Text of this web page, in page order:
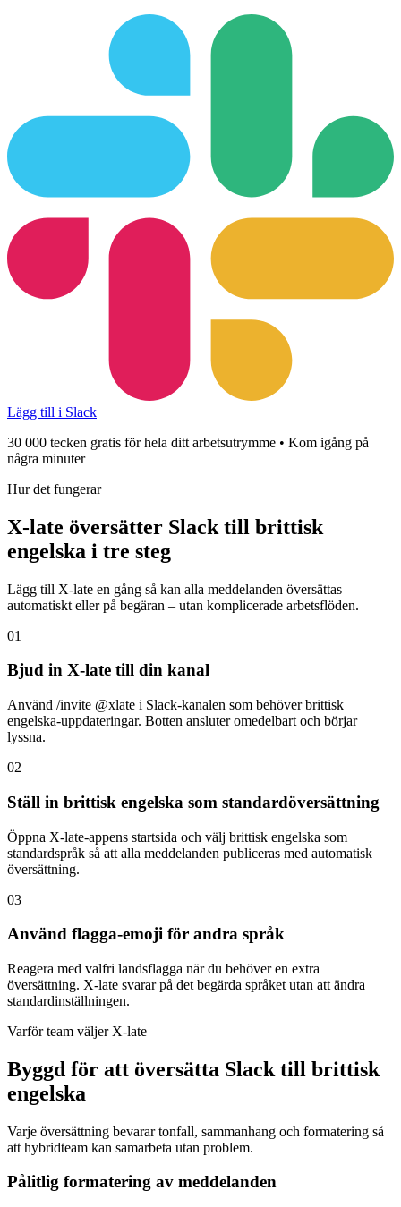
Lägg till i Slack
30 000 tecken gratis för hela ditt arbetsutrymme • Kom igång på
några minuter
Hur det fungerar
X-late översätter Slack till brittisk
engelska i tre steg
Lägg till X-late en gång så kan alla meddelanden översättas
automatiskt eller på begäran – utan komplicerade arbetsflöden.
01
Bjud in X-late till din kanal
Använd /invite @xlate i Slack-kanalen som behöver brittisk
engelska-uppdateringar. Botten ansluter omedelbart och börjar
lyssna.
02
Ställ in brittisk engelska som standardöversättning
Öppna X-late-appens startsida och välj brittisk engelska som
standardspråk så att alla meddelanden publiceras med automatisk
översättning.
03
Använd flagga-emoji för andra språk
Reagera med valfri landsflagga när du behöver en extra
översättning. X-late svarar på det begärda språket utan att ändra
standardinställningen.
Varför team väljer X-late
Byggd för att översätta Slack till brittisk
engelska
Varje översättning bevarar tonfall, sammanhang och formatering så
att hybridteam kan samarbeta utan problem.
Pålitlig formatering av meddelanden